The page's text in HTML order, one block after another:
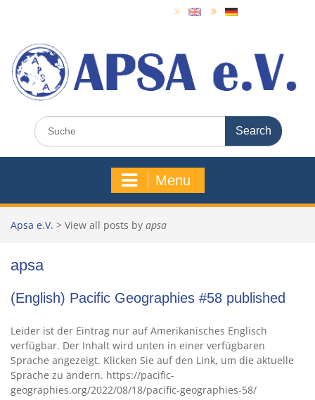
Search
for:
Menu
Apsa e.V. > View all posts by apsa
apsa
(English) Pacific Geographies #58 published
Leider ist der Eintrag nur auf Amerikanisches Englisch
verfügbar. Der Inhalt wird unten in einer verfügbaren
Sprache angezeigt. Klicken Sie auf den Link, um die aktuelle
Sprache zu ändern. https://pacific-
geographies.org/2022/08/18/pacific-geographies-58/